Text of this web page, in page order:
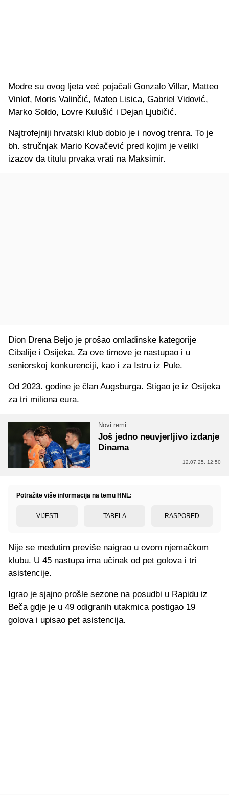
Modre su ovog ljeta već pojačali Gonzalo Villar, Matteo
Vinlof, Moris Valinčić, Mateo Lisica, Gabriel Vidović,
Marko Soldo, Lovre Kulušić i Dejan Ljubičić.
Najtrofejniji hrvatski klub dobio je i novog trenra. To je
bh. stručnjak Mario Kovačević pred kojim je veliki
izazov da titulu prvaka vrati na Maksimir.
Dion Drena Beljo je prošao omladinske kategorije
Cibalije i Osijeka. Za ove timove je nastupao i u
seniorskoj konkurenciji, kao i za Istru iz Pule.
Od 2023. godine je član Augsburga. Stigao je iz Osijeka
za tri miliona eura.
Novi remi
Još jedno neuvjerljivo izdanje
Dinama
12.07.25. 12:50
Potražite više informacija na temu HNL:
VIJESTI TABELA RASPORED
Nije se međutim previše naigrao u ovom njemačkom
klubu. U 45 nastupa ima učinak od pet golova i tri
asistencije.
Igrao je sjajno prošle sezone na posudbi u Rapidu iz
Beča gdje je u 49 odigranih utakmica postigao 19
golova i upisao pet asistencija.